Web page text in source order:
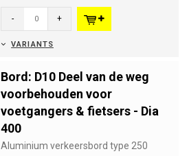
- +
VARIANTS
Bord: D10 Deel van de weg
voorbehouden voor
voetgangers & fietsers - Dia
400
Aluminium verkeersbord type 250